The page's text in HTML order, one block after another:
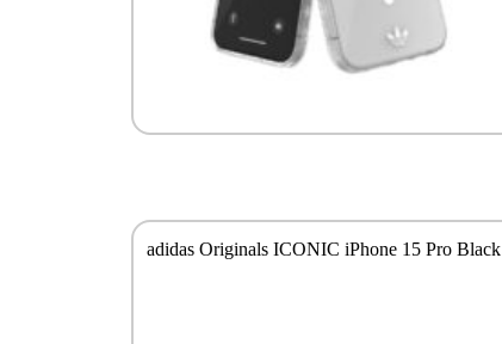
adidas Originals ICONIC iPhone 15 Pro Black